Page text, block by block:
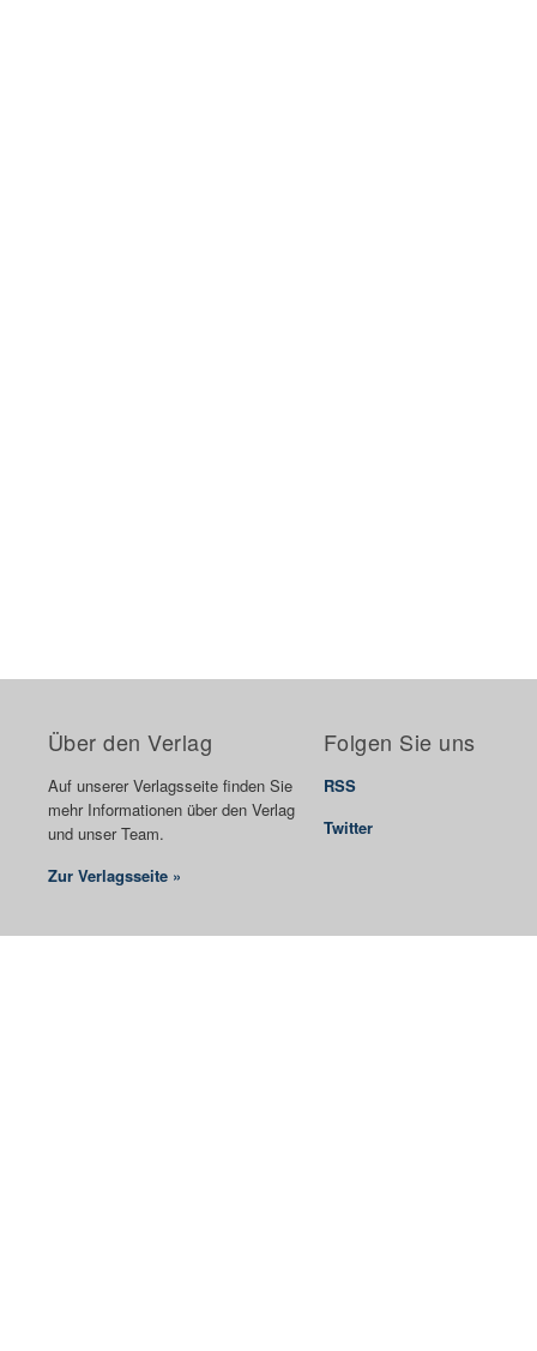
Über den Verlag
Auf unserer Verlagsseite finden Sie
mehr Informationen über den Verlag
und unser Team.
Zur Verlagsseite »
Folgen Sie uns
RSS
Twitter